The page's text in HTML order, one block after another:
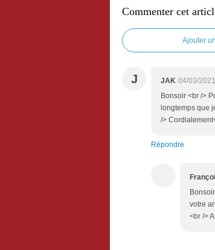
Commenter cet
Ajouter
J JAK 04/03/
Bonsoir <br />
longtemps que
/>
Répondre
votre
<br />